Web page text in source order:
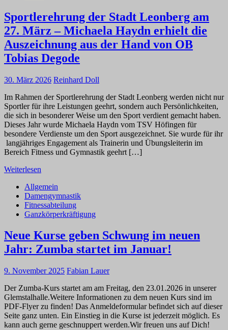
Sportlerehrung der Stadt Leonberg am
27. März – Michaela Haydn erhielt die
Auszeichnung aus der Hand von OB
Tobias Degode
30. März 2026 Reinhard Doll
Im Rahmen der Sportlerehrung der Stadt Leonberg werden nicht nur
Sportler für ihre Leistungen geehrt, sondern auch Persönlichkeiten,
die sich in besonderer Weise um den Sport verdient gemacht haben.
Dieses Jahr wurde Michaela Haydn vom TSV Höfingen für
besondere Verdienste um den Sport ausgezeichnet. Sie wurde für ihr
langjähriges Engagement als Trainerin und Übungsleiterin im
Bereich Fitness und Gymnastik geehrt […]
Weiterlesen
Allgemein
Damengymnastik
Fitnessabteilung
Ganzkörperkräftigung
Neue Kurse geben Schwung im neuen
Jahr: Zumba startet im Januar!
9. November 2025 Fabian Lauer
Der Zumba-Kurs startet am am Freitag, den 23.01.2026 in unserer
Glemstalhalle.Weitere Informationen zu dem neuen Kurs sind im
PDF-Flyer zu finden! Das Anmeldeformular befindet sich auf dieser
Seite ganz unten. Ein Einstieg in die Kurse ist jederzeit möglich. Es
kann auch gerne geschnuppert werden.Wir freuen uns auf Dich!